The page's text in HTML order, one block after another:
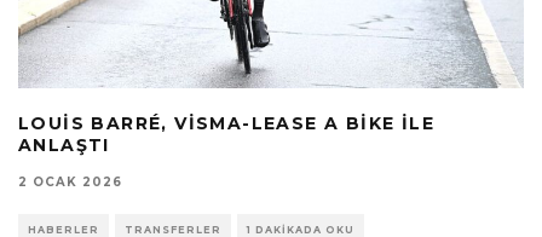
LOUIS BARRÉ, VISMA-LEASE A BIKE ILE
ANLAŞTI
2 OCAK 2026
HABERLER TRANSFERLER 1 DAKIKADA OKU